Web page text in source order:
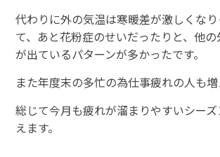
代わりに外の気温は寒暖差が激しくな
て、あと花粉症のせいだったりと、他
が出ているパターンが多かったです。
また年度末の多忙の為仕事疲れの人も増
総じて今月も疲れが溜まりやすいシー
えます。